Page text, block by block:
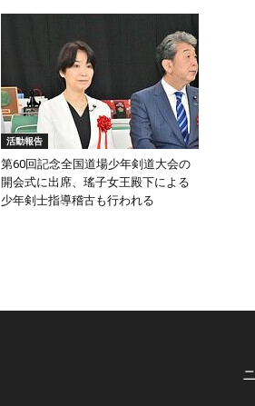
活動報告
第60回記念全国道場少年剣道大会の
開会式に出席、瑤子女王殿下による
少年剣士指導稽古も行われる